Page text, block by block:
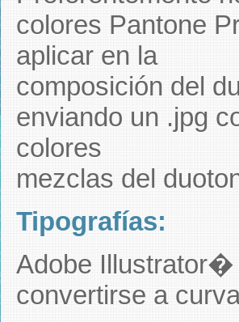
colores Pantone
aplicar en la
composición del
enviando un .jpg
colores
mezclas del
Tipografías:
Adobe
convertirse a